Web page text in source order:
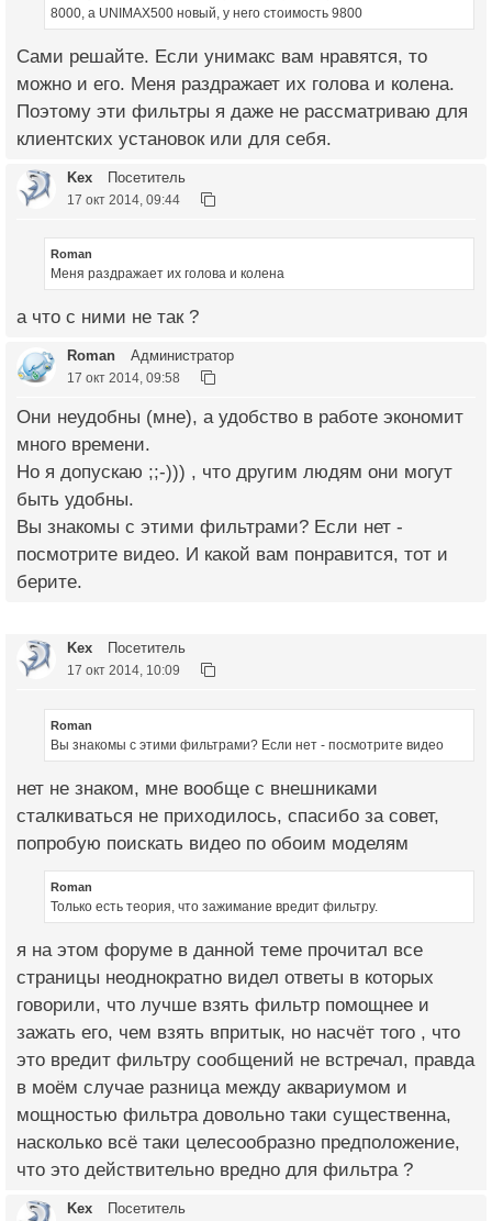
8000, а UNIMAX500 новый, у него стоимость 9800
Сами решайте. Если унимакс вам нравятся, то
можно и его. Меня раздражает их голова и колена.
Поэтому эти фильтры я даже не рассматриваю для
клиентских установок или для себя.
Kex Посетитель
17 окт 2014, 09:44
Roman
Меня раздражает их голова и колена
а что с ними не так ?
Roman Администратор
17 окт 2014, 09:58
Они неудобны (мне), а удобство в работе экономит
много времени.
Но я допускаю ;;-))) , что другим людям они могут
быть удобны.
Вы знакомы с этими фильтрами? Если нет -
посмотрите видео. И какой вам понравится, тот и
берите.
Kex Посетитель
17 окт 2014, 10:09
Roman
Вы знакомы с этими фильтрами? Если нет - посмотрите видео
нет не знаком, мне вообще с внешниками
сталкиваться не приходилось, спасибо за совет,
попробую поискать видео по обоим моделям
Roman
Только есть теория, что зажимание вредит фильтру.
я на этом форуме в данной теме прочитал все
страницы неоднократно видел ответы в которых
говорили, что лучше взять фильтр помощнее и
зажать его, чем взять впритык, но насчёт того , что
это вредит фильтру сообщений не встречал, правда
в моём случае разница между аквариумом и
мощностью фильтра довольно таки существенна,
насколько всё таки целесообразно предположение,
что это действительно вредно для фильтра ?
Kex Посетитель